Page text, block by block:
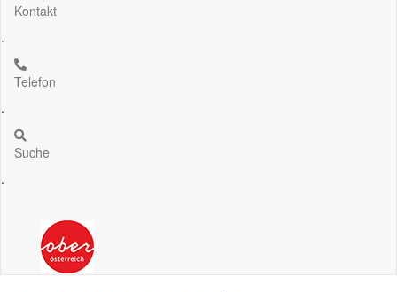
Kontakt
.
Telefon
.
Suche
.